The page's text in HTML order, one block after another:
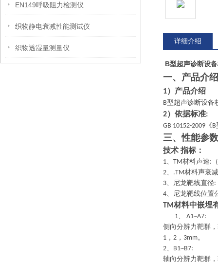
EN149呼吸阻力检测仪
织物静电衰减性能测试仪
织物透湿量测量仪
详细介绍
B型超声诊断设
一、产品介绍
1）产品介绍
B型超声诊断设备
2）依据标准:
GB 10152-2009 《B
三、性能参
技术 指标：
1、 TM材料声速: （
2、 .TM材料声衰
3、尼龙靶线直径:
4、尼龙靶线位置
TM材料中嵌埋
1、 A1~A7:
侧向分辨力靶群
1 ， 2 ， 3mm。
2、 B1~B7:
轴向分辨力靶群